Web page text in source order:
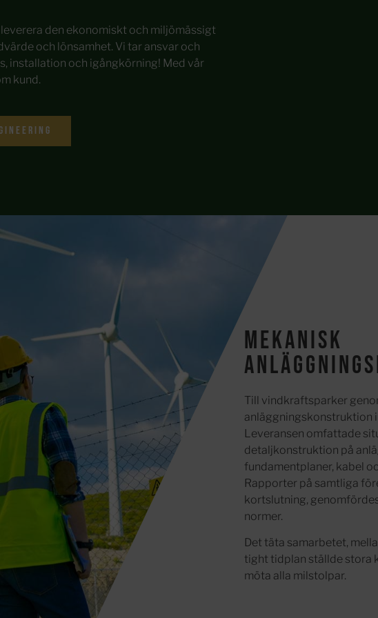
den ekonomiskt och miljömässigt
och lönsamhet. Vi tar ansvar och
installation och igångkörning! Med vår
kund.
Mekanisk
Till vindkraftsparker
anläggningskonstruktion
Leveransen omfattade
detaljkonstruktion på
fundamentplaner, kabel
Rapporter på samtliga
kortslutning,
normer.
Det täta samarbetet,
tight tidplan ställde stora
möta alla milstolpar.